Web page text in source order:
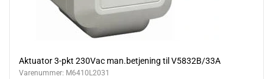
Aktuator 3-pkt 230Vac man.betjening til V5832B/33A
Varenummer: M6410L2031